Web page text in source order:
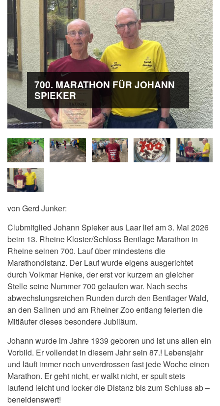
700. MARATHON FÜR JOHANN
SPIEKER
von Gerd Junker:
Clubmitglied Johann Spieker aus Laar lief am 3. Mai 2026
beim 13. Rheine Kloster/Schloss Bentlage Marathon in
Rheine seinen 700. Lauf über mindestens die
Marathondistanz. Der Lauf wurde eigens ausgerichtet
durch Volkmar Henke, der erst vor kurzem an gleicher
Stelle seine Nummer 700 gelaufen war. Nach sechs
abwechslungsreichen Runden durch den Bentlager Wald,
an den Salinen und am Rheiner Zoo entlang feierten die
Mitläufer dieses besondere Jubiläum.
Johann wurde im Jahre 1939 geboren und ist uns allen ein
Vorbild. Er vollendet in diesem Jahr sein 87.! Lebensjahr
und läuft immer noch unverdrossen fast jede Woche einen
Marathon. Er geht nicht, er walkt nicht, er spult stets
laufend leicht und locker die Distanz bis zum Schluss ab –
beneidenswert!